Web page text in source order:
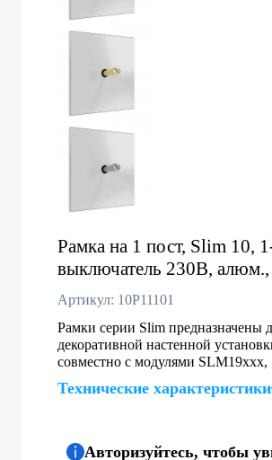
Рамка на 1 пост, Slim 10,
выключатель 230В, алюм.,
Артикул: 10P11101
Рамки серии Slim предназначены
декоративной настенной
совместно с модулями
Технические характеристики
Авторизуйтесь, чтобы